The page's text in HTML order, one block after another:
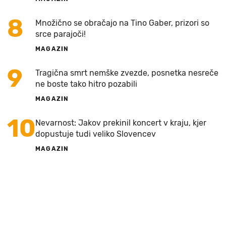
8
Množično se obračajo na Tino Gaber, prizori so
srce parajoči!
MAGAZIN
9
Tragična smrt nemške zvezde, posnetka nesreče
ne boste tako hitro pozabili
MAGAZIN
10Nevarnost: Jakov prekinil koncert v kraju, kjer
dopustuje tudi veliko Slovencev
MAGAZIN